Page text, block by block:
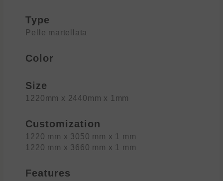
Type
Pelle martellata
Color
Size
1220mm x 2440mm x 1mm
Customization
1220 mm x 3050 mm x 1 mm
1220 mm x 3660 mm x 1 mm
Features